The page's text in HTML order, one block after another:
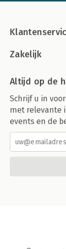
Zakelijk
Altijd op de
Schrijf u in
met relevante
events en de